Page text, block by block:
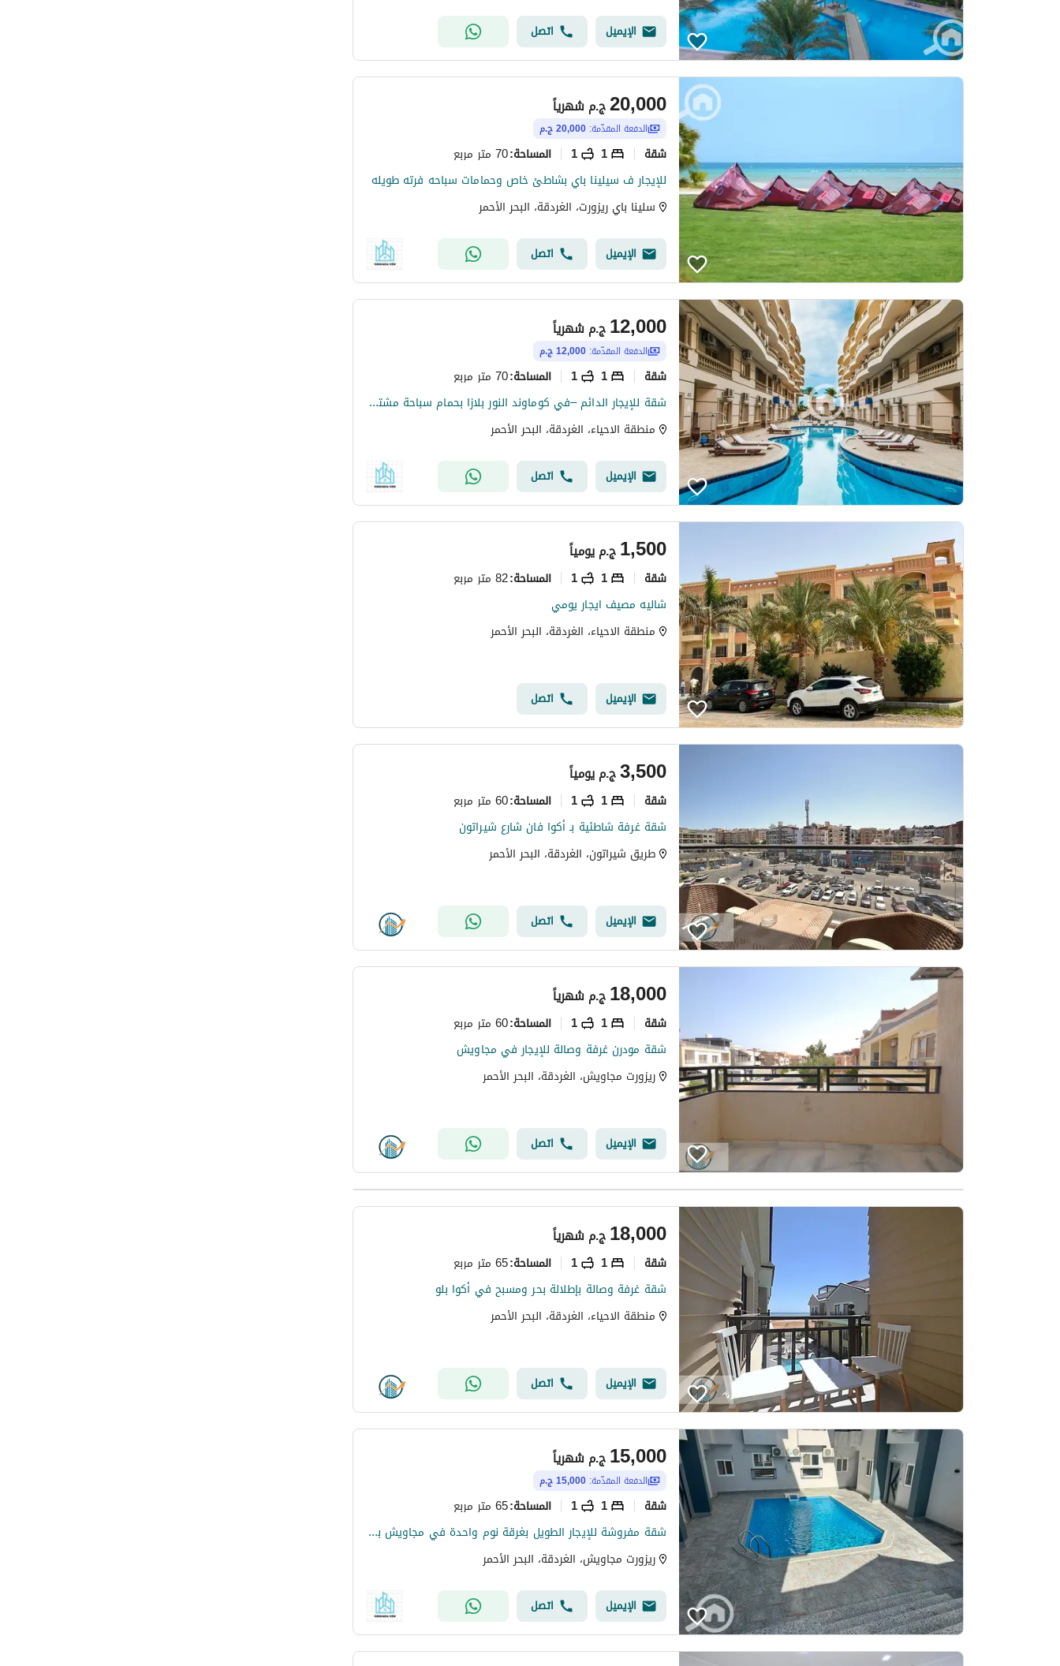
الإيميل اتصل
ج.م20,000 شهرياً
الدفعة المقدّمة: 20,000 ج.م
شقة 1
1 المساحة:70 متر مربع
للإيجار ف سيلينا باي بشاطئ خاص وحمامات سباحه فرته طويله
سلينا باي ريزورت، الغردقة، البحر الأحمر
الإيميل اتصل
ج.م12,000 شهرياً
الدفعة المقدّمة: 12,000 ج.م
شقة 1
1 المساحة:70 متر مربع
شقة للإيجار الدائم –في كوماوند النور بلازا بحمام سباحة مشترك منطقة الاحياء
منطقة الاحياء، الغردقة، البحر الأحمر
الإيميل اتصل
ج.م1,500 يومياً
شقة 1
1 المساحة:82 متر مربع
شاليه مصيف ايجار يومي
منطقة الاحياء، الغردقة، البحر الأحمر
الإيميل اتصل
ج.م3,500 يومياً
شقة 1
1 المساحة:60 متر مربع
شقة غرفة شاطئية بـ أکوا فان شارع شيراتون
طريق شيراتون، الغردقة، البحر الأحمر
الإيميل اتصل
ج.م18,000 شهرياً
شقة 1
1 المساحة:60 متر مربع
شقة مودرن غرفة وصالة للإيجار في مجاويش
ريزورت مجاويش، الغردقة، البحر الأحمر
الإيميل اتصل
ج.م18,000 شهرياً
شقة 1
1 المساحة:65 متر مربع
شقة غرفة وصالة بإطلالة بحر ومسبح في أكوا بلو
منطقة الاحياء، الغردقة، البحر الأحمر
الإيميل اتصل
ج.م15,000 شهرياً
الدفعة المقدّمة: 15,000 ج.م
شقة 1
1 المساحة:65 متر مربع
شقة مفروشة للإيجار الطويل بغرقة نوم واحدة في مجاويش بجوار الكنيسة مع حمام سباحة
ريزورت مجاويش، الغردقة، البحر الأحمر
الإيميل اتصل